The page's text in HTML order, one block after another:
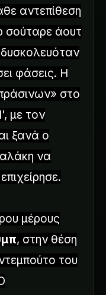
αντεπίθεση
σούταρε άουτ
φάσεις. Η
στο
με τον
ξανά ο
να
μέρους
, στην θέση
του